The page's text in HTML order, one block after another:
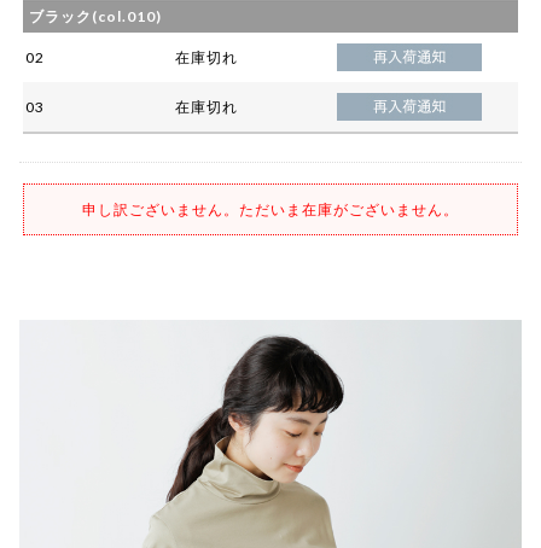
ブラック(col.010)
02 在庫切れ
03 在庫切れ
申し訳ございません。ただいま在庫がございません。